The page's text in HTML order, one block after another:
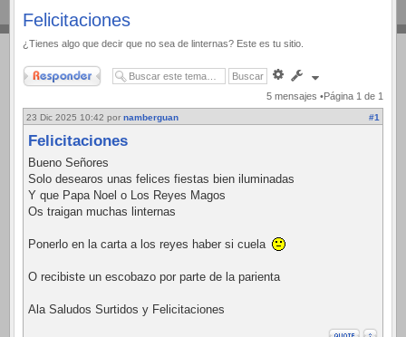
Felicitaciones
¿Tienes algo que decir que no sea de linternas? Este es tu sitio.
Responder
Búsqueda
5 mensajes •Página 1 de 1
23 Dic 2025 10:42 por namberguan #1
Felicitaciones
Bueno Señores
Solo desearos unas felices fiestas bien iluminadas
Y que Papa Noel o Los Reyes Magos
Os traigan muchas linternas
Ponerlo en la carta a los reyes haber si cuela
O recibiste un escobazo por parte de la parienta
Ala Saludos Surtidos y Felicitaciones